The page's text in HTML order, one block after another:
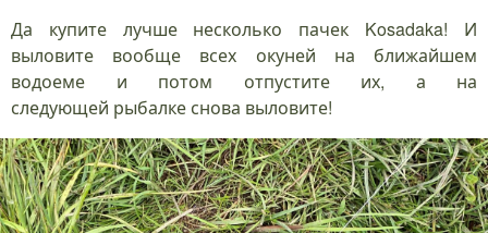
Да купите лучше несколько пачек Kosadaka! И
выловите вообще всех окуней на ближайшем
водоеме и потом отпустите их, а на
следующей рыбалке снова выловите!